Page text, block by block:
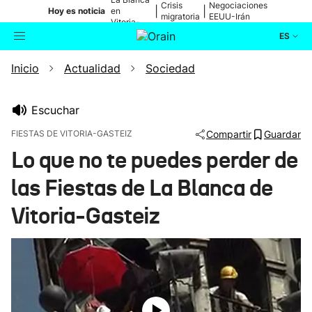
Hoy es noticia en
Vitoria-
Gasteiz
Crisis
migratoria
Negociaciones
EEUU-Irán
ES
Buscador Actualidad
Ikusmiran
Eguraldia
Inicio Actualidad Sociedad
Escuchar
FIESTAS DE VITORIA-GASTEIZ Compartir Guardar
Lo que no te puedes perder de
las Fiestas de La Blanca de
Vitoria-Gasteiz